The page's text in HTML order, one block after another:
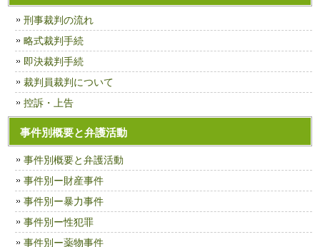
刑事裁判の流れ
略式裁判手続
即決裁判手続
裁判員裁判について
控訴・上告
事件別概要と弁護活動
事件別概要と弁護活動
事件別ー財産事件
事件別ー暴力事件
事件別ー性犯罪
事件別ー薬物事件